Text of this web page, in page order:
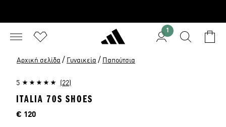
1
Αρχική σελίδα / Γυναικεία / Παπούτσια
5 (22)
ITALIA 70S SHOES
Τιμή
€ 120